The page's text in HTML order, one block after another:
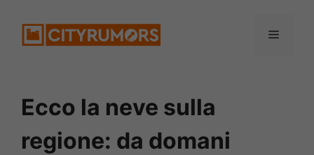
Menu
Ecco la neve sulla
regione: da domani